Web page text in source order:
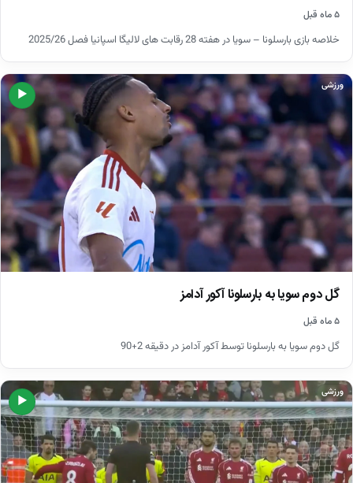
۵ ماه قبل
خلاصه بازی بارسلونا – سویا در هفته 28 رقابت های لالیگا اسپانیا فصل 2025/26
▶
ورزشی
گل دوم سویا به بارسلونا آکور آدامز
۵ ماه قبل
گل دوم سویا به بارسلونا توسط آکور آدامز در دقیقه 2+90
▶
ورزشی